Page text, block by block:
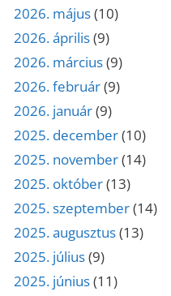
2026. május(10)
2026. április(9)
2026. március(9)
2026. február(9)
2026. január(9)
2025. december(10)
2025. november(14)
2025. október(13)
2025. szeptember(14)
2025. augusztus(13)
2025. július(9)
2025. június(11)